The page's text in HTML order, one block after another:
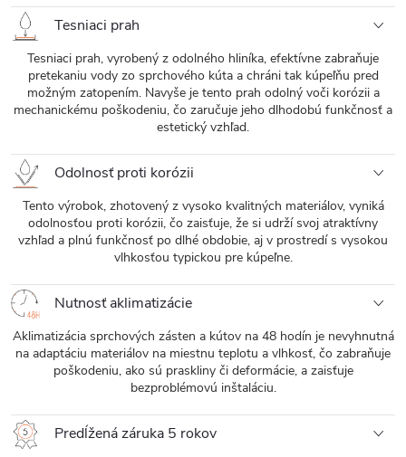
Tesniaci prah
Tesniaci prah, vyrobený z odolného hliníka, efektívne zabraňuje
pretekaniu vody zo sprchového kúta a chráni tak kúpeľňu pred
možným zatopením. Navyše je tento prah odolný voči korózii a
mechanickému poškodeniu, čo zaručuje jeho dlhodobú funkčnosť a
estetický vzhľad.
Odolnosť proti korózii
Tento výrobok, zhotovený z vysoko kvalitných materiálov, vyniká
odolnosťou proti korózii, čo zaisťuje, že si udrží svoj atraktívny
vzhľad a plnú funkčnosť po dlhé obdobie, aj v prostredí s vysokou
vlhkosťou typickou pre kúpeľne.
Nutnosť aklimatizácie
Aklimatizácia sprchových zásten a kútov na 48 hodín je nevyhnutná
na adaptáciu materiálov na miestnu teplotu a vlhkosť, čo zabraňuje
poškodeniu, ako sú praskliny či deformácie, a zaisťuje
bezproblémovú inštaláciu.
Predĺžená záruka 5 rokov